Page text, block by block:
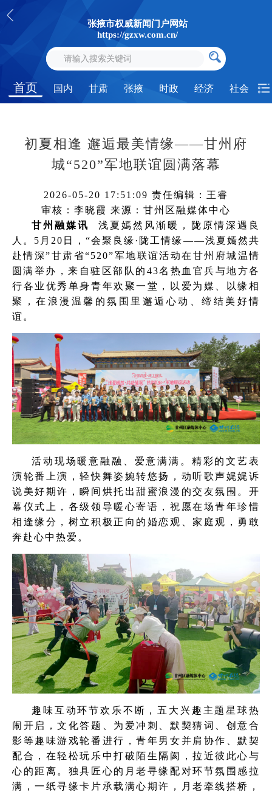
张掖市权威新闻门户网站
https://gzxw.com.cn/
首页 国内 甘肃 张掖 时政 经济 社会
初夏相逢 邂逅最美情缘——甘州府
城“520”军地联谊圆满落幕
2026-05-20 17:51:09 责任编辑：王睿
审核：李晓霞 来源：甘州区融媒体中心
甘州融媒讯 浅夏嫣然风渐暖，陇原情深遇良
人。5月20日，“会聚良缘·陇工情缘——浅夏嫣然共
赴情深”甘肃省“520”军地联谊活动在甘州府城温情
圆满举办，来自驻区部队的43名热血官兵与地方各
行各业优秀单身青年欢聚一堂，以爱为媒、以缘相
聚，在浪漫温馨的氛围里邂逅心动、缔结美好情
谊。
活动现场暖意融融、爱意满满。精彩的文艺表
演轮番上演，轻快舞姿婉转悠扬，动听歌声娓娓诉
说美好期许，瞬间烘托出甜蜜浪漫的交友氛围。开
幕仪式上，各级领导暖心寄语，祝愿在场青年珍惜
相逢缘分，树立积极正向的婚恋观、家庭观，勇敢
奔赴心中热爱。
趣味互动环节欢乐不断，五大兴趣主题星球热
闹开启，文化答题、为爱冲刺、默契猜词、创意合
影等趣味游戏轮番进行，青年男女并肩协作、默契
配合，在轻松玩乐中打破陌生隔阂，拉近彼此心与
心的距离。独具匠心的月老寻缘配对环节氛围感拉
满，一纸寻缘卡片承载满心期许，月老牵线搭桥，